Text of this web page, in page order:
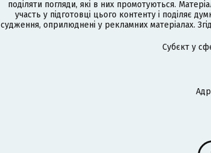
поділяти погляди, які в них промотуються.
участь у підготовці цього контенту і поділяє
судження, оприлюднені у рекламних матеріалах.
Cубєкт у